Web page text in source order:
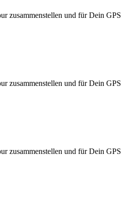
zusammenstellen und für Dein
zusammenstellen und für Dein
zusammenstellen und für Dein